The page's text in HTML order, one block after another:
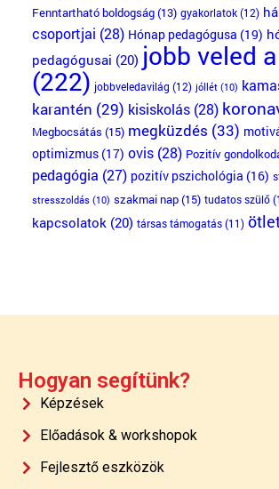
Fenntartható boldogság(13) gyakorlatok(12)
csoportjai (28) Hónap pedagógusa (19)
pedagógusai (20) jobb veled
(222) jobbveledavilág (12) jóllét(10)
karantén (29) kisiskolás(28)
Megbocsátás (15) megküzdés (33)
optimizmus(17) ovis(28) Pozitív
pedagógia (27) pozitív pszichológia (16)
stresszoldás(10) szakmai nap(15) tudatos szülő
kapcsolatok (20) társas támogatás(11)
Hogyan segítünk?
Képzések
Előadások & workshopok
Fejlesztő eszközök